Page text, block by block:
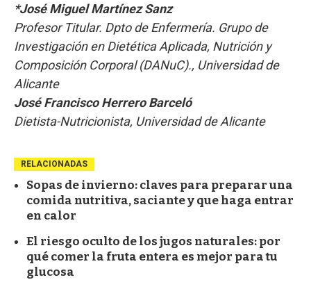
*José Miguel Martínez Sanz
Profesor Titular. Dpto de Enfermería. Grupo de
Investigación en Dietética Aplicada, Nutrición y
Composición Corporal (DANuC)., Universidad de
Alicante
José Francisco Herrero Barceló
Dietista-Nutricionista, Universidad de Alicante
RELACIONADAS
Sopas de invierno: claves para preparar una
comida nutritiva, saciante y que haga entrar
en calor
El riesgo oculto de los jugos naturales: por
qué comer la fruta entera es mejor para tu
glucosa